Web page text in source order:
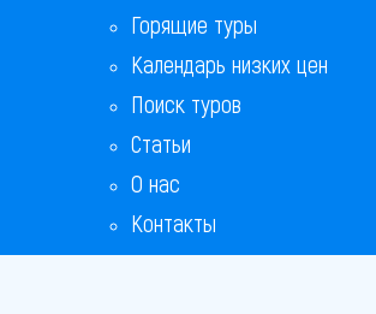
Горящие туры
Календарь низких цен
Поиск туров
Статьи
О нас
Контакты
Бонусная программа